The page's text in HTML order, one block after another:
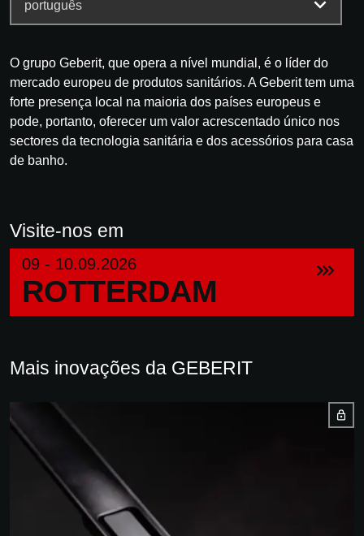
O grupo Geberit, que opera a nível mundial, é o líder do
mercado europeu de produtos sanitários. A Geberit tem uma
forte presença local na maioria dos países europeus e
pode, portanto, oferecer um valor acrescentado único nos
sectores da tecnologia sanitária e dos acessórios para casa
de banho.
Visite-nos em
09 - 10.09.2026
ROTTERDAM
Mais inovações da GEBERIT